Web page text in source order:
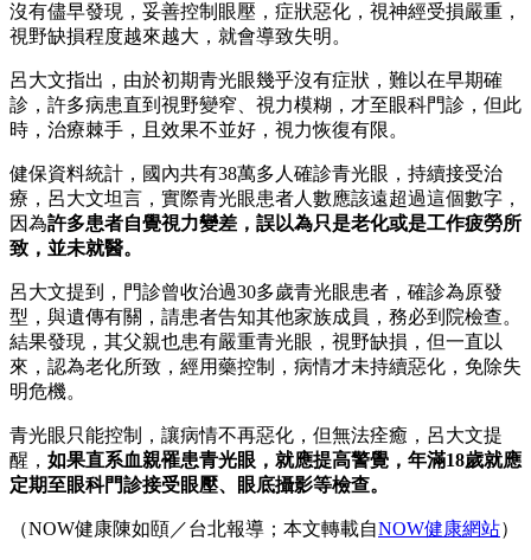
沒有儘早發現，妥善控制眼壓，症狀惡化，視神經受損嚴重，
視野缺損程度越來越大，就會導致失明。
呂大文指出，由於初期青光眼幾乎沒有症狀，難以在早期確
診，許多病患直到視野變窄、視力模糊，才至眼科門診，但此
時，治療棘手，且效果不並好，視力恢復有限。
健保資料統計，國內共有38萬多人確診青光眼，持續接受治
療，呂大文坦言，實際青光眼患者人數應該遠超過這個數字，
因為許多患者自覺視力變差，誤以為只是老化或是工作疲勞所
致，並未就醫。
呂大文提到，門診曾收治過30多歲青光眼患者，確診為原發
型，與遺傳有關，請患者告知其他家族成員，務必到院檢查。
結果發現，其父親也患有嚴重青光眼，視野缺損，但一直以
來，認為老化所致，經用藥控制，病情才未持續惡化，免除失
明危機。
青光眼只能控制，讓病情不再惡化，但無法痊癒，呂大文提
醒， 如果直系血親罹患青光眼，就應提高警覺，年滿18歲就應
定期至眼科門診接受眼壓、眼底攝影等檢查。
（NOW健康陳如頤／台北報導；本文轉載自NOW健康網站）